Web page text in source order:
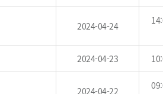
2024-04-24
2024-04-23
2024-04-22